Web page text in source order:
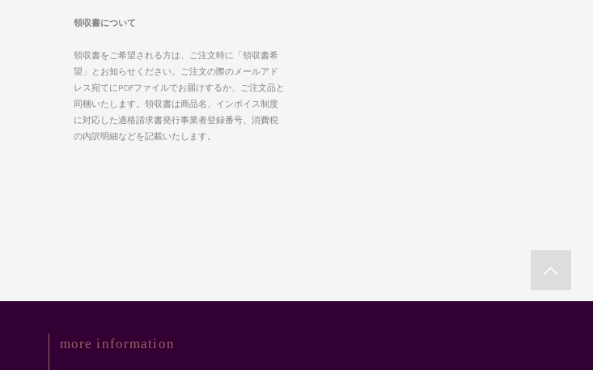
領収書について
領収書をご希望される方は、ご注文時に「領収書希
望」とお知らせください。ご注文の際のメールアド
レス宛てにPDFファイルでお届けするか、ご注文品と
同梱いたします。領収書は商品名、インボイス制度
に対応した適格請求書発行事業者登録番号、消費税
の内訳明細などを記載いたします。
more information